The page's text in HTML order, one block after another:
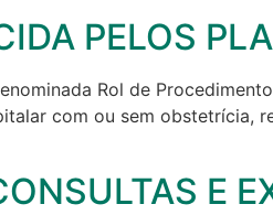
PELOS
Rol de
com ou sem obstetrícia,
E